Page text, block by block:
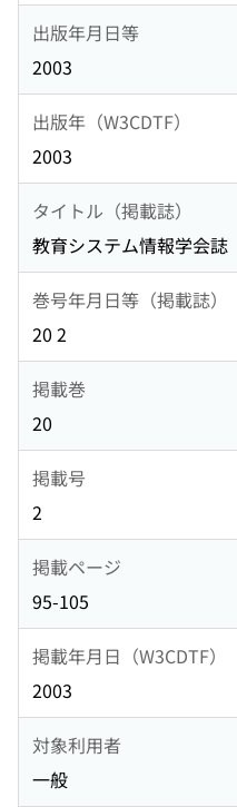
出版年月日等
2003
出版年（W3CDTF）
2003
タイトル（掲載誌）
教育システム情報学会誌
巻号年月日等（掲載誌）
20 2
掲載巻
20
掲載号
2
掲載ページ
95-105
掲載年月日（W3CDTF）
2003
対象利用者
一般